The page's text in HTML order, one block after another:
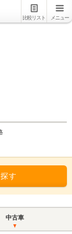
比較リスト メニュー
す
中古車